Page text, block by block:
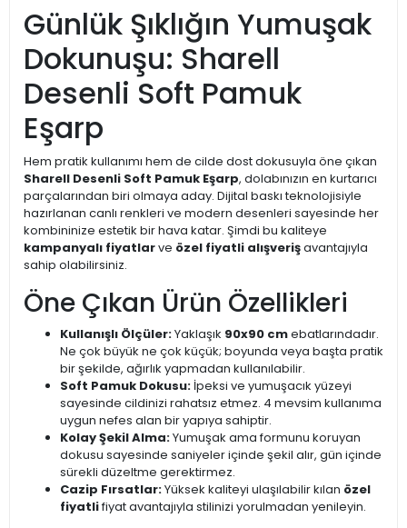
Günlük Şıklığın Yumuşak
Dokunuşu: Sharell
Desenli Soft Pamuk
Eşarp
Hem pratik kullanımı hem de cilde dost dokusuyla öne çıkan
Sharell Desenli Soft Pamuk Eşarp, dolabınızın en kurtarıcı
parçalarından biri olmaya aday. Dijital baskı teknolojisiyle
hazırlanan canlı renkleri ve modern desenleri sayesinde her
kombininize estetik bir hava katar. Şimdi bu kaliteye
kampanyalı fiyatlarve özel fiyatli alışverişavantajıyla
sahip olabilirsiniz.
Öne Çıkan Ürün Özellikleri
Kullanışlı Ölçüler:Yaklaşık 90x90 cmebatlarındadır.
Ne çok büyük ne çok küçük; boyunda veya başta pratik
bir şekilde, ağırlık yapmadan kullanılabilir.
Soft Pamuk Dokusu: İpeksi ve yumuşacık yüzeyi
sayesinde cildinizi rahatsız etmez. 4 mevsim kullanıma
uygun nefes alan bir yapıya sahiptir.
Kolay Şekil Alma:Yumuşak ama formunu koruyan
dokusu sayesinde saniyeler içinde şekil alır, gün içinde
sürekli düzeltme gerektirmez.
Cazip Fırsatlar:Yüksek kaliteyi ulaşılabilir kılan özel
fiyatlifiyat avantajıyla stilinizi yorulmadan yenileyin.